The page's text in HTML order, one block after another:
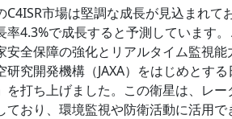
C4ISR市場は堅調な成長が見込まれ
率4.3%で成長すると予測しています
安全保障の強化とリアルタイム監視
研究開発機構（JAXA）をはじめとす
を打ち上げました。この衛星は、レ
ており、環境監視や防衛活動に活用